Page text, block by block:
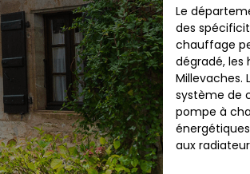
Le
des
chauffage
dégradé, les
système de
pompe à
aux